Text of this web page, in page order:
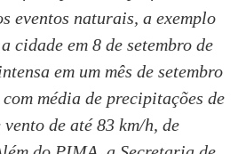
eventos naturais, a exemplo
cidade em 8 de setembro de
em um mês de setembro
média de precipitações de
de até 83 km/h, de